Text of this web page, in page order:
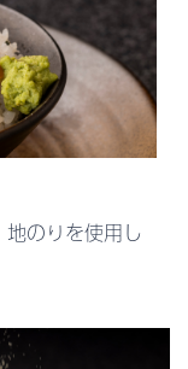
のりを使用し